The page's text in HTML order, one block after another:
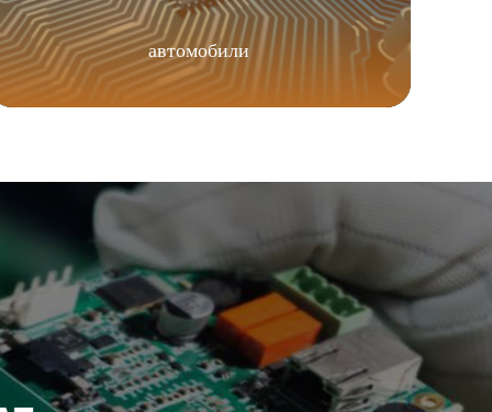
автомобили